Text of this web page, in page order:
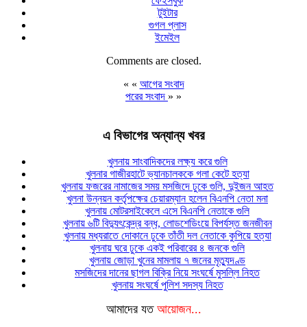
টুইটার
গুগল প্লাস
ইমেইল
Comments are closed.
« « আগের সংবাদ
পরের সংবাদ » »
এ বিভাগের অন্যান্য খবর
খুলনায় সাংবাদিকদের লক্ষ্য করে গুলি
খুলনার গাজীরহাটে ভ্যানচালককে গলা কেটে হত্যা
খুলনায় ফজরের নামাজের সময় মসজিদে ঢুকে গুলি, দুইজন আহত
খুলনা উন্নয়ন কর্তৃপক্ষের চেয়ারম্যান হলেন বিএনপি নেতা মনা
খুলনায় মোটরসাইকেলে এসে বিএনপি নেতাকে গুলি
খুলনায় ৬টি বিদ্যুৎকেন্দ্র বন্ধ, লোডশেডিংয়ে বিপর্যস্ত জনজীবন
খুলনায় মধ্যরাতে দোকানে ঢুকে তাঁতী দল নেতাকে কুপিয়ে হত্যা
খুলনায় ঘরে ঢুকে একই পরিবারের ৪ জনকে গুলি
খুলনায় জোড়া খুনের মামলায় ৭ জনের মৃত্যুদণ্ড
মসজিদের দানের ছাগল বিক্রি নিয়ে সংঘর্ষে মুসল্লি নিহত
খুলনায় সংঘর্ষে পুলিশ সদস্য নিহত
আমাদের যত আয়োজন...